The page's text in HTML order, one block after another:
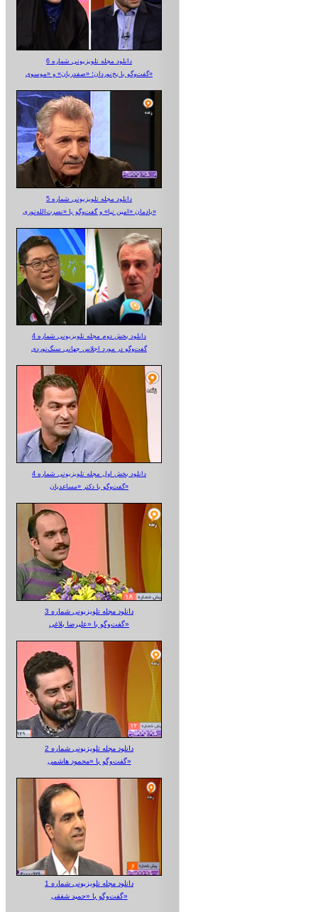
دانلود مجله تلویزیونی شماره 6
گفت‌وگو با یخ‌نوردان؛ «صفدریان» و «موسوی»
دانلود مجله تلویزیونی شماره 5
یادمان «امین نیا» و گفت‌وگو با «نصرت‌الله‌نوری»
دانلود بخش دوم مجله تلویزیونی شماره 4
گفت‌وگو در مورد اجلاس جهانی سنگ‌نوردی
دانلود بخش اول مجله تلویزیونی شماره 4
گفت‌وگو با دکتر «مساعدیان»
دانلود مجله تلویزیونی شماره 3
گفت‌وگو با «علیرضا بلاغی»
دانلود مجله تلویزیونی شماره 2
گفت‌وگو با «محمود هاشمی»
دانلود مجله تلویزیونی شماره 1
گفت‌وگو با «حمید شفقی»